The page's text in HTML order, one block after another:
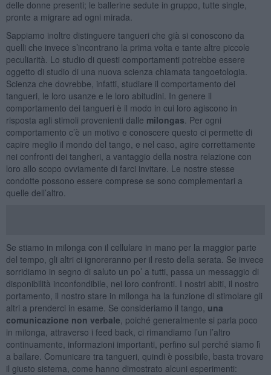
delle donne presenti; le ballerine sedute in gruppo, tutte single,
pronte a migrare ad ogni mirada.
Sappiamo inoltre distinguere tangueri che già si conoscono da
quelli che invece s’incontrano la prima volta e tante altre piccole
peculiarità. Lo studio di questi comportamenti potrebbe essere
oggetto di studio di una nuova scienza chiamata tangoetologia.
Scienza che dovrebbe, infatti, studiare il comportamento dei
tangueri, le loro usanze e le loro abitudini. In genere il
comportamento dei tangueri è il modo in cui loro agiscono in
risposta agli stimoli provenienti dalle milongas . Per ogni
comportamento c’è un motivo e conoscere questo ci permette di
capire meglio il mondo del tango, e nel caso, agire correttamente
nei confronti dei tangheri, a vantaggio della nostra relazione con
loro allo scopo ovviamente di farci invitare. Le nostre stesse
condotte possono essere comprese se sono complementari a
quelle dell’altro.
Se stiamo in milonga con il cellulare in mano per la maggior parte
del tempo, gli altri ci ignoreranno per il resto della serata. Se invece
sorridiamo in segno di saluto un po’ a tutti, passa un messaggio di
disponibilità inconfondibile, nei loro confronti. I nostri abiti, il nostro
portamento, il nostro stare in milonga ha la funzione di stimolare gli
altri a prenderci in esame. Se consideriamo il tango, una
comunicazione non verbale , poiché generalmente si parla poco
in milonga, attraverso i feed back, ci rimandiamo l’un l’altro
continuamente, informazioni importanti, perfino sul perché siamo lì
a ballare. Comunicare tra tangueri, quindi è possibile, basta trovare
il giusto sistema, come hanno dimostrato alcuni esperimenti: